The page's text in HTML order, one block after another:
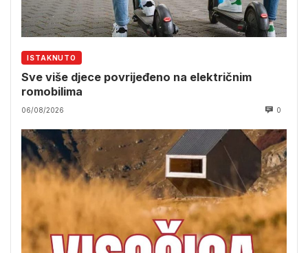
ISTAKNUTO
Sve više djece povrijeđeno na električnim
romobilima
06/08/2026 0